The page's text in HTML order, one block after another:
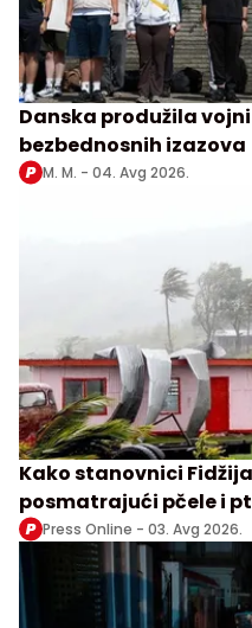
Danska produžila vojni
bezbednosnih izazova
M. M. - 04. Avg 2026.
Kako stanovnici
posmatrajući
Press Online - 03. Avg 2026.